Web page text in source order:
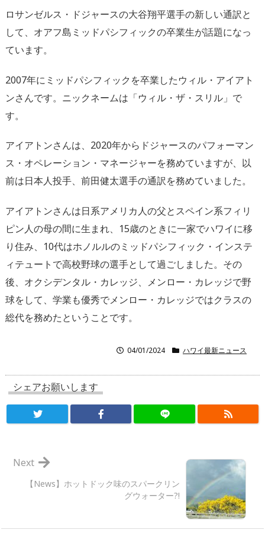
ロサンゼルス・ドジャースの大谷翔平選手の新しい通訳と
して、オアフ島ミッドパシフィックの卒業生が話題になっ
ています。
2007年にミッドパシフィックを卒業したウィル・アイアト
ンさんです。ニックネームは「ウィル・ザ・スリル」で
す。
アイアトンさんは、2020年からドジャースのパフォーマン
ス・オペレーション・マネージャーを務めていますが、以
前は日本人投手、前田健太選手の通訳を務めていました。
アイアトンさんは日系アメリカ人の父とスペイン系フィリ
ピン人の母の間に生まれ、15歳のときに一家でハワイに移
り住み、10代はホノルルのミッドパシフィック・インステ
ィテュートで高校野球の選手として過ごしました。その
後、オクシデンタル・カレッジ、メンロー・カレッジで野
球をして、学業も優秀でメンロー・カレッジではクラスの
総代を務めたということです。
04/01/2024 ハワイ最新ニュース
シェアお願いします
【News】ホットドック味のスパークリン
グウォーター?!
Next